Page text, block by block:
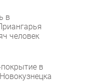
в
человек
в